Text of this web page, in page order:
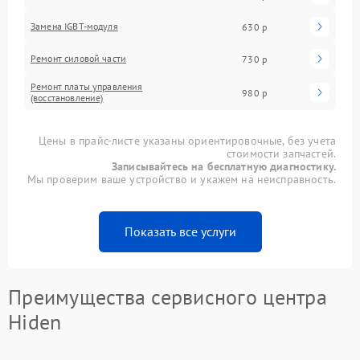
Замена IGBT-модуля 630 р
Ремонт силовой части 730 р
Ремонт платы управления
(восстановление)
980 р
Цены в прайс-листе указаны ориентировочные, без учета
стоимости запчастей.
Записывайтесь на бесплатную диагностику.
Мы проверим ваше устройство и укажем на неисправность.
Показать все услуги
Преимущества сервисного центра
Hiden